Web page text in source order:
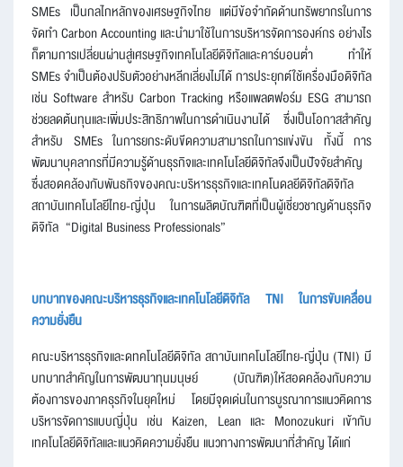
SMEs เป็นกลไกหลักของเศรษฐกิจไทย แต่มีข้อจำกัดด้านทรัพยากรในการ
จัดทำ Carbon Accounting และนำมาใช้ในการบริหารจัดการองค์กร อย่างไร
ก็ตามการเปลี่ยนผ่านสู่เศรษฐกิจเทคโนโลยีดิจิทัลและคาร์บอนต่ำ ทำให้
SMEs จำเป็นต้องปรับตัวอย่างหลีกเลี่ยงไม่ได้ การประยุกต์ใช้เครื่องมือดิจิทัล
เช่น Software สำหรับ Carbon Tracking หรือแพลตฟอร์ม ESG สามารถ
ช่วยลดต้นทุนและเพิ่มประสิทธิภาพในการดำเนินงานได้ ซึ่งเป็นโอกาสสำคัญ
สำหรับ SMEs ในการยกระดับขีดความสามารถในการแข่งขัน ทั้งนี้ การ
พัฒนาบุคลากรที่มีความรู้ด้านธุรกิจและเทคโนโลยีดิจิทัลจึงเป็นปัจจัยสำคัญ
ซึ่งสอดคล้องกับพันธกิจของคณะบริหารธุรกิจและเทคโนดลยีดิจิทัลดิจิทัล
สถาบันเทคโนโลยีไทย-ญี่ปุ่น ในการผลิตบัณฑิตที่เป็นผู้เชี่ยวชาญด้านธุรกิจ
ดิจิทัล “Digital Business Professionals”
บทบาทของคณะบริหารธุรกิจและเทคโนโลยีดิจิทัล TNI ในการขับเคลื่อน
ความยั่งยืน
คณะบริหารธุรกิจและดทคโนโลยีดิจิทัล สถาบันเทคโนโลยีไทย-ญี่ปุ่น (TNI) มี
บทบาทสำคัญในการพัฒนาทุนมนุษย์ (บัณฑิต)ให้สอดคล้องกับความ
ต้องการของภาคธุรกิจในยุคใหม่ โดยมีจุดเด่นในการบูรณาการแนวคิดการ
บริหารจัดการแบบญี่ปุ่น เช่น Kaizen, Lean และ Monozukuri เข้ากับ
เทคโนโลยีดิจิทัลและแนวคิดความยั่งยืน แนวทางการพัฒนาที่สำคัญ ได้แก่